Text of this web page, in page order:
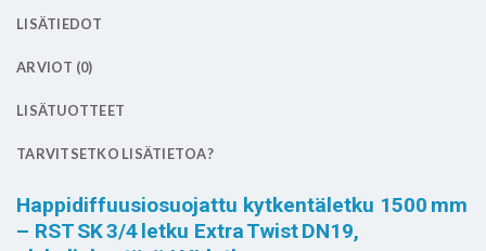
LISÄTIEDOT
ARVIOT (0)
LISÄTUOTTEET
TARVITSETKO LISÄTIETOA?
Happidiffuusiosuojattu kytkentäletku 1500 mm
– RST SK 3/4 letku Extra Twist DN19,